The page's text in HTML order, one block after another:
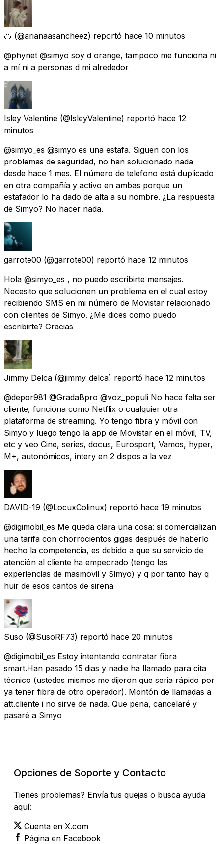
🍊 (@arianaasancheez) reportó hace 10 minutos
@phynet @simyo soy d orange, tampoco me funciona ni
a mí ni a personas d mi alrededor
Isley Valentine (@IsleyValentine) reportó hace 12
minutos
@simyo_es @simyo es una estafa. Siguen con los
problemas de seguridad, no han solucionado nada
desde hace 1 mes. El número de teléfono está duplicado
en otra compañía y activo en ambas porque un
estafador lo ha dado de alta a su nombre. ¿La respuesta
de Simyo? No hacer nada.
garrote00 (@garrote00) reportó hace 12 minutos
Hola @simyo_es , no puedo escribirte mensajes.
Necesito que solucionen un problema en el cual estoy
recibiendo SMS en mi número de Movistar relacionado
con clientes de Simyo. ¿Me dices como puedo
escribirte? Gracias
Jimmy Delca (@jimmy_delca) reportó hace 12 minutos
@depor981 @GradaBpro @voz_populi No hace falta ser
cliente, funciona como Netflix o cualquier otra
plataforma de streaming. Yo tengo fibra y móvil con
Simyo y luego tengo la app de Movistar en el móvil, TV,
etc y veo Cine, series, docus, Eurosport, Vamos, hyper,
M+, autonómicos, intery en 2 dispos a la vez
DAVID-19 (@LocuxColinux) reportó hace 19 minutos
@digimobil_es Me queda clara una cosa: si comercializan
una tarifa con chorrocientos gigas después de haberlo
hecho la competencia, es debido a que su servicio de
atención al cliente ha empeorado (tengo las
experiencias de masmovil y Simyo) y q por tanto hay q
huir de esos cantos de sirena
Suso (@SusoRF73) reportó hace 20 minutos
@digimobil_es Estoy intentando contratar fibra
smart.Han pasado 15 dias y nadie ha llamado para cita
técnico (ustedes mismos me dijeron que seria rápido por
ya tener fibra de otro operador). Montón de llamadas a
att.cliente i no sirve de nada. Que pena, cancelaré y
pasaré a Simyo
Opciones de Soporte y Contacto
Tienes problemas? Envía tus quejas o busca ayuda
aquí:
Cuenta en X.com
Página en Facebook